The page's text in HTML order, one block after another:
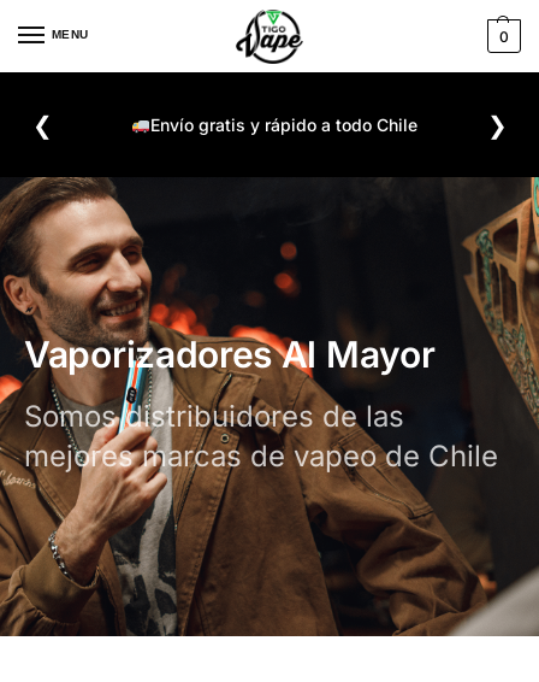
MENU 0
❮ Envío gratis y rápido a todo Chile ❯
Vaporizadores Al Mayor
Somos distribuidores de las
mejores marcas de vapeo de Chile